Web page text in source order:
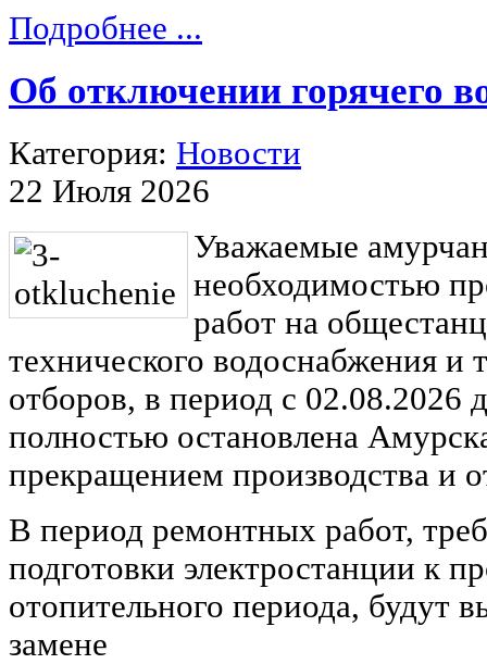
Подробнее ...
Об отключении горячего
Категория: Новости
22 Июля 2026
Уважаемые
необходимостью
работ на
технического водоснабжения
отборов, в период с 02.08.2026
полностью остановлена
прекращением производства и
В период ремонтных работ,
подготовки электростанции к
отопительного периода, будут
замене